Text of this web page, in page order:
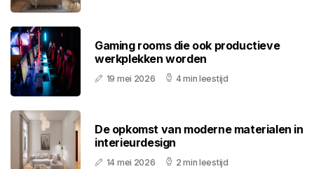
Gaming rooms die ook productieve
werkplekken worden
19 mei 2026 4 min leestijd
De opkomst van moderne materialen in
interieurdesign
14 mei 2026 2 min leestijd